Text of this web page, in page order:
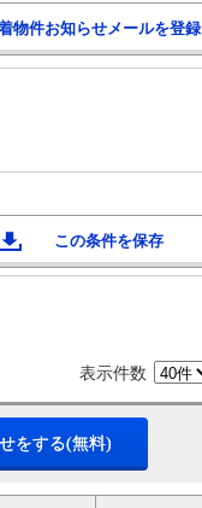
この条件を保存
表示件数
をする(無料)